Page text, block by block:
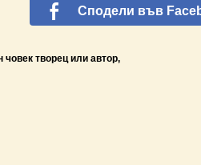
Сподели във
творец или автор,